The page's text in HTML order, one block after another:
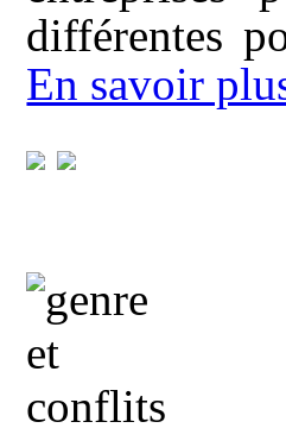
différentes
En savoir